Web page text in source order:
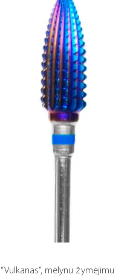
“Vulkanas”, mėlynu žymėjimu